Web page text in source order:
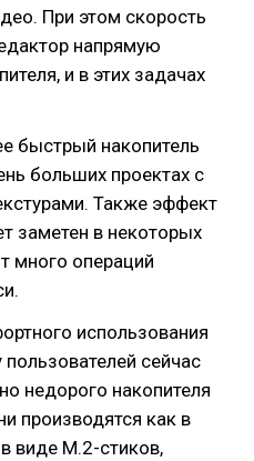
При этом скорость
напрямую
и в этих задачах
быстрый накопитель
больших проектах с
Также эффект
заметен в некоторых
много операций
использования
сейчас
недорого накопителя
производятся как в
виде M.2-стиков,